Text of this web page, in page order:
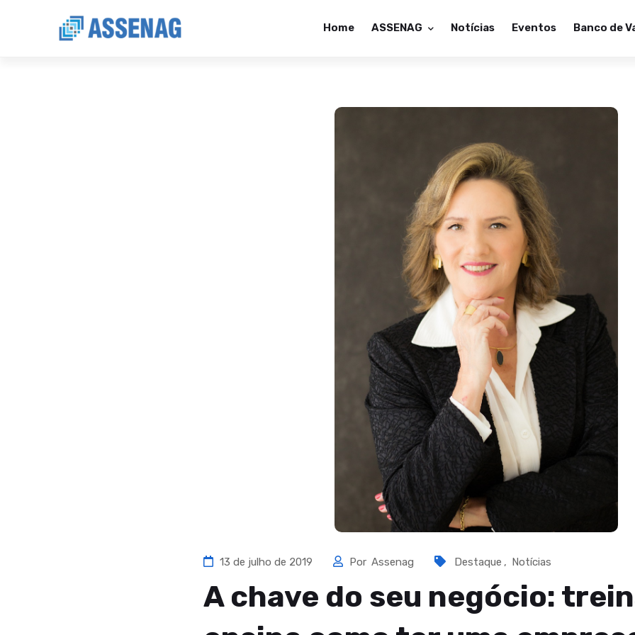
Home ASSENAG Notícias Eventos Banco de
13 de julho de 2019 Por Assenag Destaque , Notícias
A chave do seu negócio: